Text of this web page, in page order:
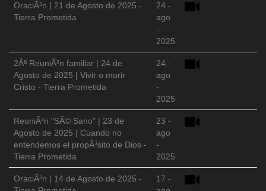
OraciÃ³n | 21 de Agosto de 2025 -
Tierra Prometida
24 -
ago
-
2025
2Âª ReuniÃ³n familiar | 24 de
Agosto de 2025 | Vivir o morir
Cristo - Tierra Prometida
24 -
ago
-
2025
ReuniÃ³n "SÃ© Sano" | 23 de
Agosto de 2025 | Cuando no
entendemos el propÃ³sito de Dios -
Tierra Prometida
23 -
ago
-
2025
OraciÃ³n | 14 de Agosto de 2025 -
17 -